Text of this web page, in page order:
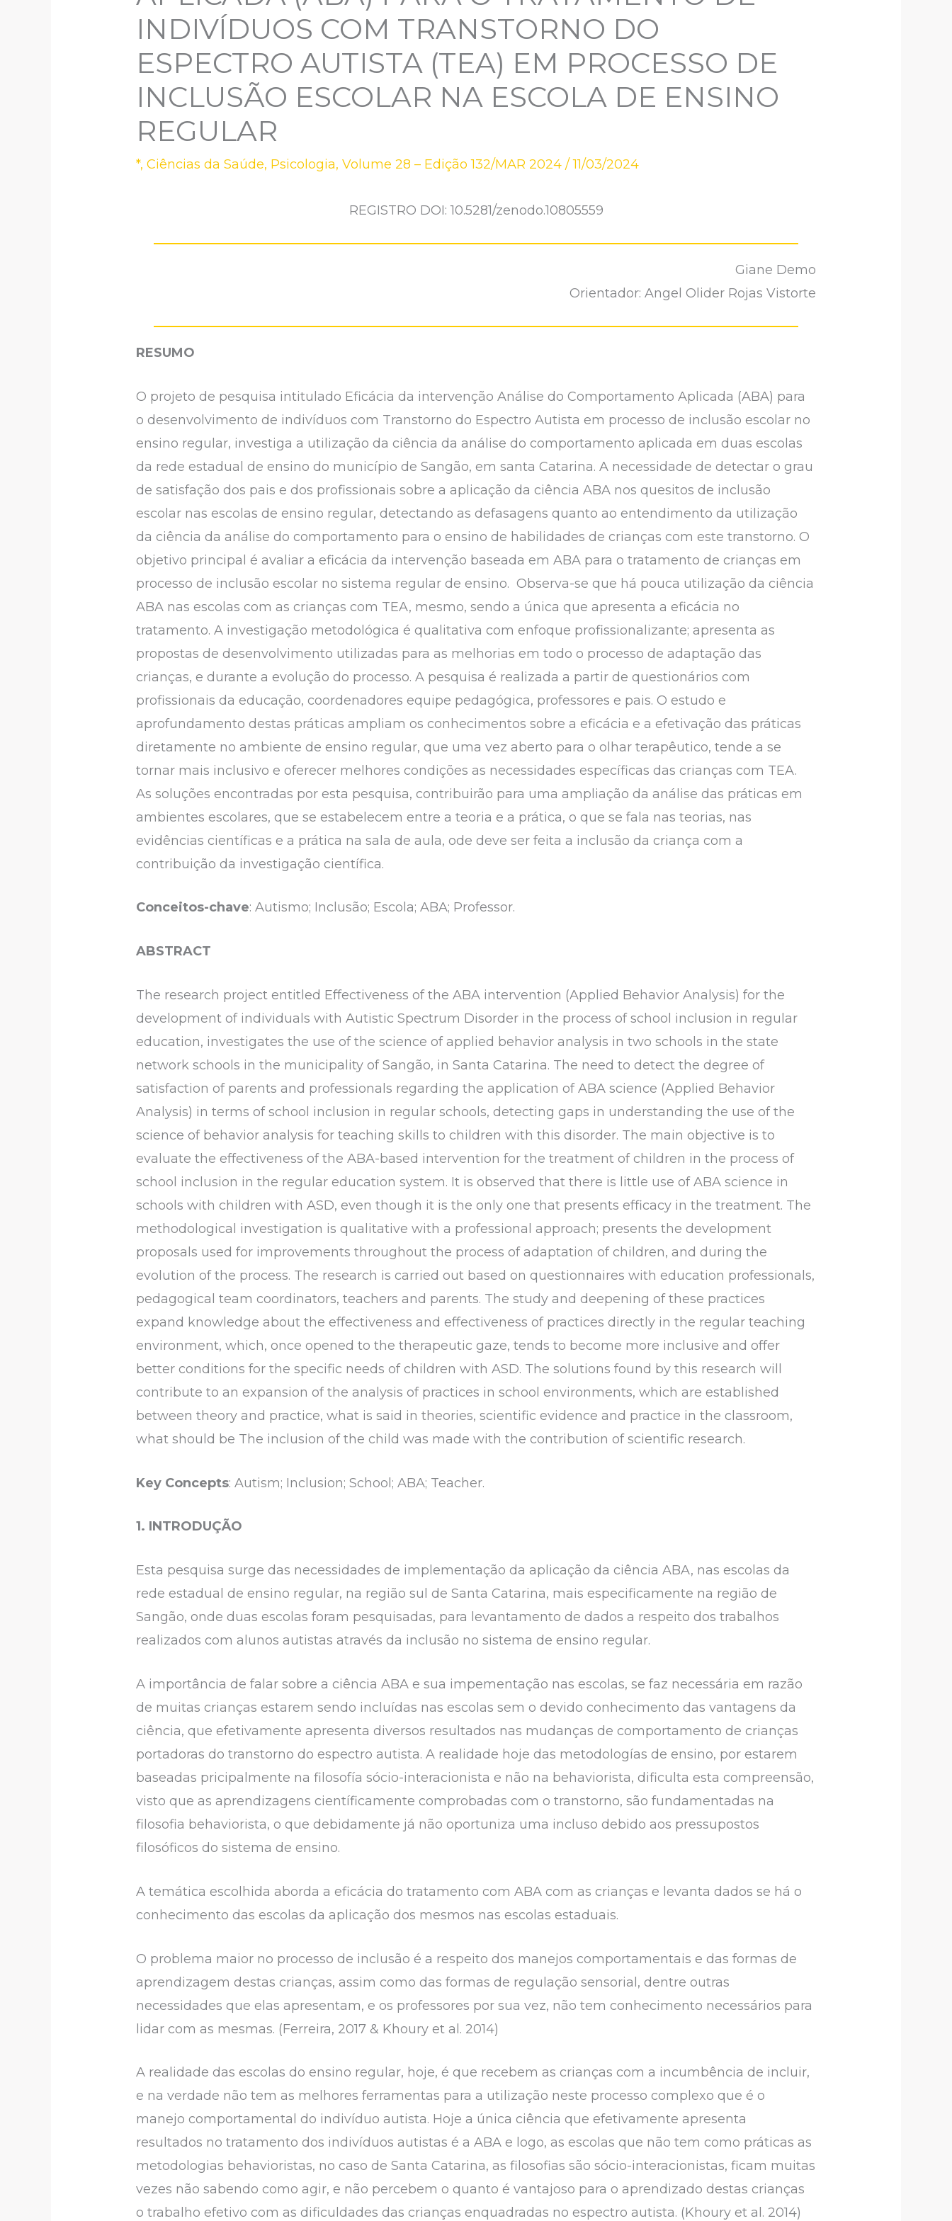
INDIVÍDUOS COM TRANSTORNO DO
ESPECTRO AUTISTA (TEA) EM PROCESSO DE
INCLUSÃO ESCOLAR NA ESCOLA DE ENSINO
REGULAR
*,Ciências da Saúde, Psicologia,Volume 28 – Edição 132/MAR 2024 /11/03/2024
REGISTRO DOI: 10.5281/zenodo.10805559
Giane Demo
Orientador: Angel Olider Rojas Vistorte
RESUMO
O projeto de pesquisa intitulado Eficácia da intervenção Análise do Comportamento Aplicada (ABA) para
o desenvolvimento de indivíduos com Transtorno do Espectro Autista em processo de inclusão escolar no
ensino regular, investiga a utilização da ciência da análise do comportamento aplicada em duas escolas
da rede estadual de ensino do município de Sangão, em santa Catarina. A necessidade de detectar o grau
de satisfação dos pais e dos profissionais sobre a aplicação da ciência ABA nos quesitos de inclusão
escolar nas escolas de ensino regular, detectando as defasagens quanto ao entendimento da utilização
da ciência da análise do comportamento para o ensino de habilidades de crianças com este transtorno. O
objetivo principal é avaliar a eficácia da intervenção baseada em ABA para o tratamento de crianças em
processo de inclusão escolar no sistema regular de ensino. Observa-se que há pouca utilização da ciência
ABA nas escolas com as crianças com TEA, mesmo, sendo a única que apresenta a eficácia no
tratamento. A investigação metodológica é qualitativa com enfoque profissionalizante; apresenta as
propostas de desenvolvimento utilizadas para as melhorias em todo o processo de adaptação das
crianças, e durante a evolução do processo. A pesquisa é realizada a partir de questionários com
profissionais da educação, coordenadores equipe pedagógica, professores e pais. O estudo e
aprofundamento destas práticas ampliam os conhecimentos sobre a eficácia e a efetivação das práticas
diretamente no ambiente de ensino regular, que uma vez aberto para o olhar terapêutico, tende a se
tornar mais inclusivo e oferecer melhores condições as necessidades específicas das crianças com TEA.
As soluções encontradas por esta pesquisa, contribuirão para uma ampliação da análise das práticas em
ambientes escolares, que se estabelecem entre a teoria e a prática, o que se fala nas teorias, nas
evidências científicas e a prática na sala de aula, ode deve ser feita a inclusão da criança com a
contribuição da investigação científica.
Conceitos-chave: Autismo; Inclusão; Escola; ABA; Professor.
ABSTRACT
The research project entitled Effectiveness of the ABA intervention (Applied Behavior Analysis) for the
development of individuals with Autistic Spectrum Disorder in the process of school inclusion in regular
education, investigates the use of the science of applied behavior analysis in two schools in the state
network schools in the municipality of Sangão, in Santa Catarina. The need to detect the degree of
satisfaction of parents and professionals regarding the application of ABA science (Applied Behavior
Analysis) in terms of school inclusion in regular schools, detecting gaps in understanding the use of the
science of behavior analysis for teaching skills to children with this disorder. The main objective is to
evaluate the effectiveness of the ABA-based intervention for the treatment of children in the process of
school inclusion in the regular education system. It is observed that there is little use of ABA science in
schools with children with ASD, even though it is the only one that presents efficacy in the treatment. The
methodological investigation is qualitative with a professional approach; presents the development
proposals used for improvements throughout the process of adaptation of children, and during the
evolution of the process. The research is carried out based on questionnaires with education professionals,
pedagogical team coordinators, teachers and parents. The study and deepening of these practices
expand knowledge about the effectiveness and effectiveness of practices directly in the regular teaching
environment, which, once opened to the therapeutic gaze, tends to become more inclusive and offer
better conditions for the specific needs of children with ASD. The solutions found by this research will
contribute to an expansion of the analysis of practices in school environments, which are established
between theory and practice, what is said in theories, scientific evidence and practice in the classroom,
what should be The inclusion of the child was made with the contribution of scientific research.
Key Concepts: Autism; Inclusion; School; ABA; Teacher.
1. INTRODUÇÃO
Esta pesquisa surge das necessidades de implementação da aplicação da ciência ABA, nas escolas da
rede estadual de ensino regular, na região sul de Santa Catarina, mais especificamente na região de
Sangão, onde duas escolas foram pesquisadas, para levantamento de dados a respeito dos trabalhos
realizados com alunos autistas através da inclusão no sistema de ensino regular.
A importância de falar sobre a ciência ABA e sua impementação nas escolas, se faz necessária em razão
de muitas crianças estarem sendo incluídas nas escolas sem o devido conhecimento das vantagens da
ciência, que efetivamente apresenta diversos resultados nas mudanças de comportamento de crianças
portadoras do transtorno do espectro autista. A realidade hoje das metodologías de ensino, por estarem
baseadas pricipalmente na filosofía sócio-interacionista e não na behaviorista, dificulta esta compreensão,
visto que as aprendizagens científicamente comprobadas com o transtorno, são fundamentadas na
filosofia behaviorista, o que debidamente já não oportuniza uma incluso debido aos pressupostos
filosóficos do sistema de ensino.
A temática escolhida aborda a eficácia do tratamento com ABA com as crianças e levanta dados se há o
conhecimento das escolas da aplicação dos mesmos nas escolas estaduais.
O problema maior no processo de inclusão é a respeito dos manejos comportamentais e das formas de
aprendizagem destas crianças, assim como das formas de regulação sensorial, dentre outras
necessidades que elas apresentam, e os professores por sua vez, não tem conhecimento necessários para
lidar com as mesmas. (Ferreira, 2017 & Khoury et al. 2014)
A realidade das escolas do ensino regular, hoje, é que recebem as crianças com a incumbência de incluir,
e na verdade não tem as melhores ferramentas para a utilização neste processo complexo que é o
manejo comportamental do indivíduo autista. Hoje a única ciência que efetivamente apresenta
resultados no tratamento dos indivíduos autistas é a ABA e logo, as escolas que não tem como práticas as
metodologias behavioristas, no caso de Santa Catarina, as filosofias são sócio-interacionistas, ficam muitas
vezes não sabendo como agir, e não percebem o quanto é vantajoso para o aprendizado destas crianças
o trabalho efetivo com as dificuldades das crianças enquadradas no espectro autista. (Khoury et al. 2014)